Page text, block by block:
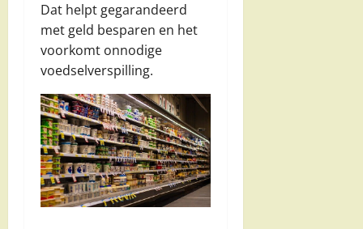
Dat helpt gegarandeerd
met geld besparen en het
voorkomt onnodige
voedselverspilling.